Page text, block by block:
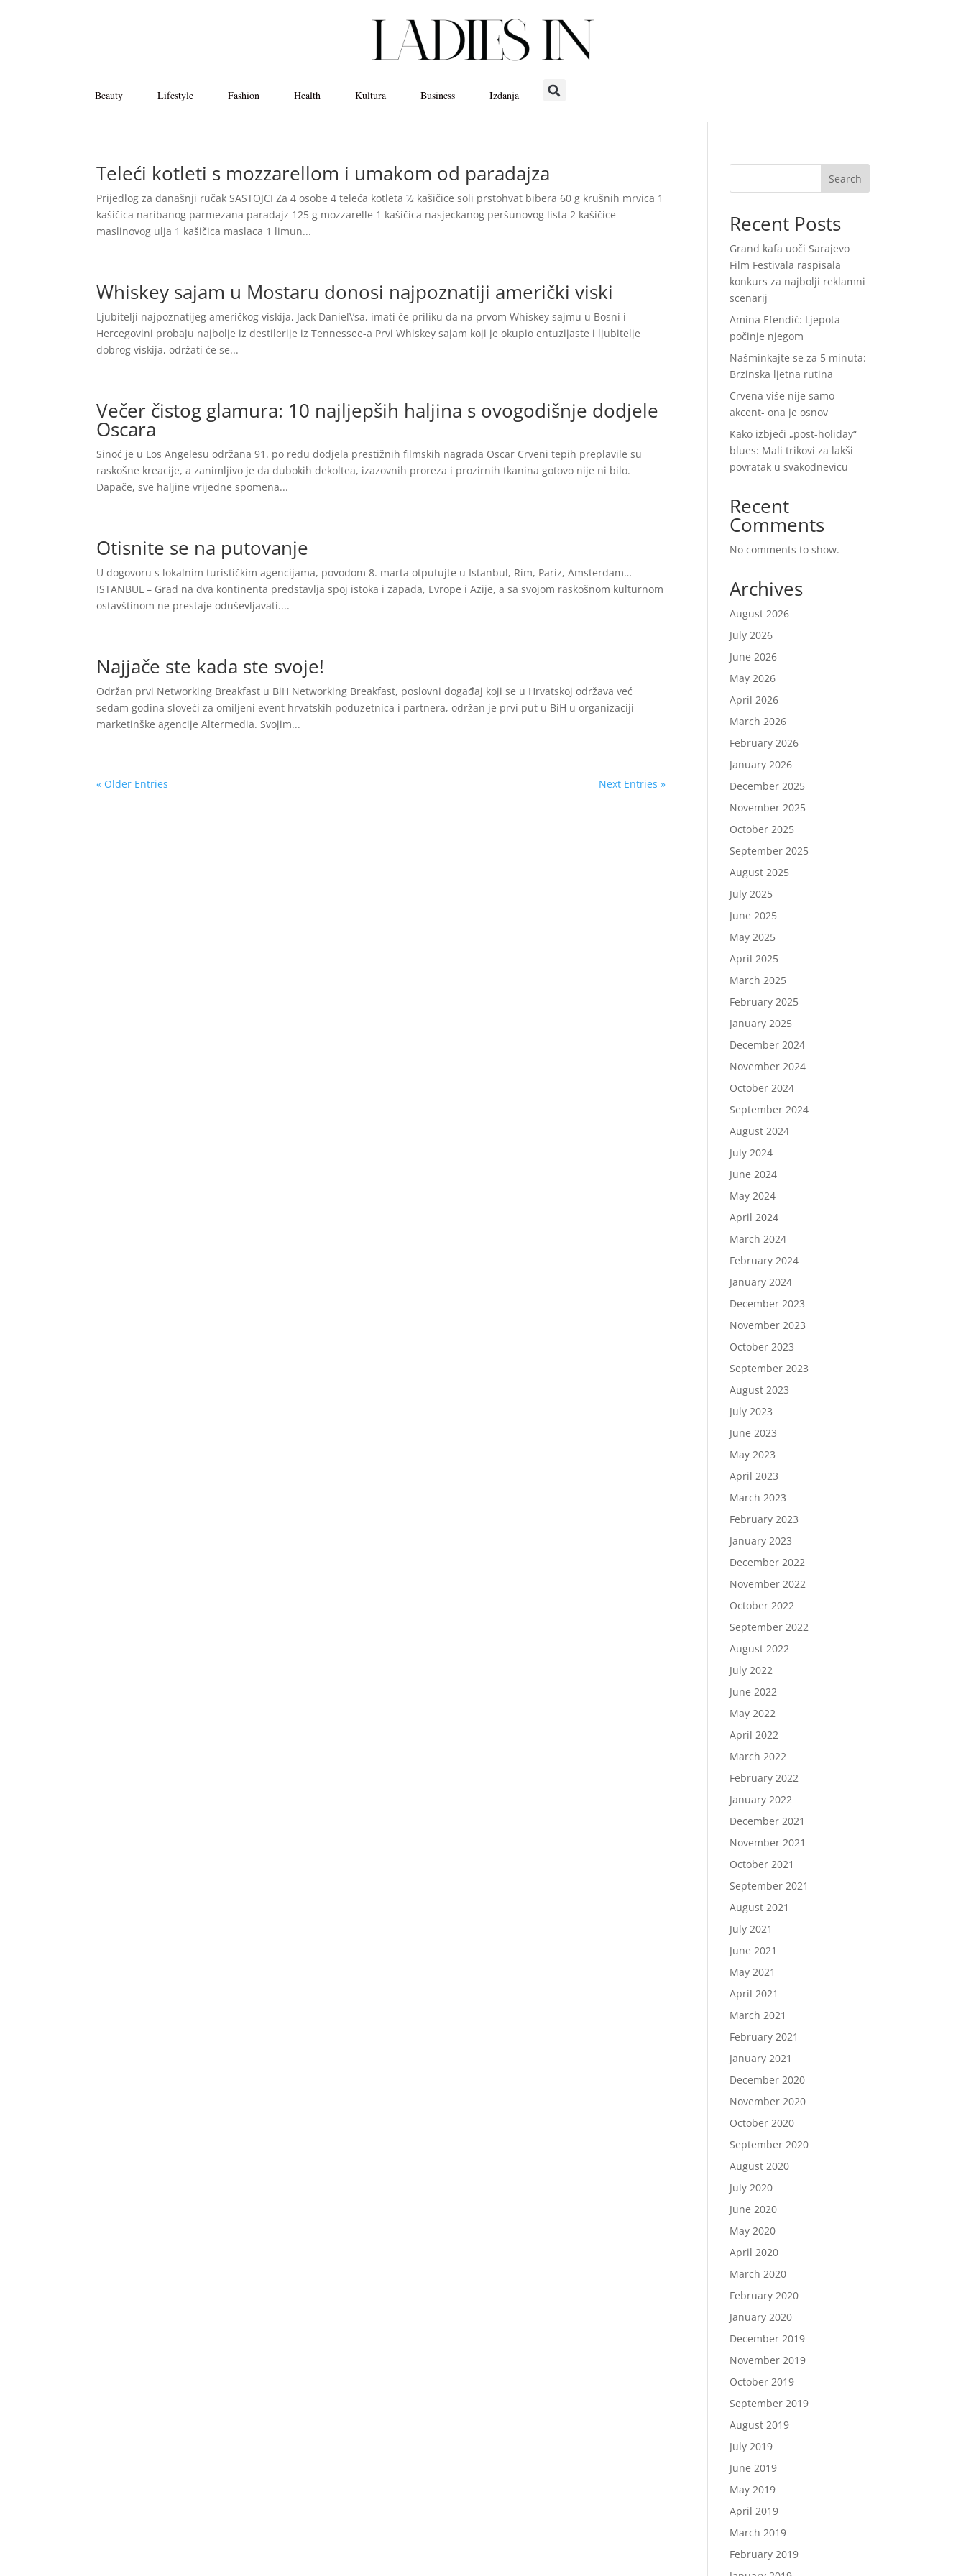
Beauty Lifestyle Fashion Health Kultura Business Izdanja
Teleći kotleti s mozzarellom i umakom od paradajza
Prijedlog za današnji ručak SASTOJCI Za 4 osobe 4 teleća kotleta ½ kašičice soli prstohvat bibera 60 g krušnih mrvica 1
kašičica naribanog parmezana paradajz 125 g mozzarelle 1 kašičica nasjeckanog peršunovog lista 2 kašičice
maslinovog ulja 1 kašičica maslaca 1 limun...
Whiskey sajam u Mostaru donosi najpoznatiji američki viski
Ljubitelji najpoznatijeg američkog viskija, Jack Daniel\’sa, imati će priliku da na prvom Whiskey sajmu u Bosni i
Hercegovini probaju najbolje iz destilerije iz Tennessee-a Prvi Whiskey sajam koji je okupio entuzijaste i ljubitelje
dobrog viskija, održati će se...
Večer čistog glamura: 10 najljepših haljina s ovogodišnje dodjele
Oscara
Sinoć je u Los Angelesu održana 91. po redu dodjela prestižnih filmskih nagrada Oscar Crveni tepih preplavile su
raskošne kreacije, a zanimljivo je da dubokih dekoltea, izazovnih proreza i prozirnih tkanina gotovo nije ni bilo.
Dapače, sve haljine vrijedne spomena...
Otisnite se na putovanje
U dogovoru s lokalnim turističkim agencijama, povodom 8. marta otputujte u Istanbul, Rim, Pariz, Amsterdam…
ISTANBUL – Grad na dva kontinenta predstavlja spoj istoka i zapada, Evrope i Azije, a sa svojom raskošnom kulturnom
ostavštinom ne prestaje oduševljavati....
Najjače ste kada ste svoje!
Održan prvi Networking Breakfast u BiH Networking Breakfast, poslovni događaj koji se u Hrvatskoj održava već
sedam godina sloveći za omiljeni event hrvatskih poduzetnica i partnera, održan je prvi put u BiH u organizaciji
marketinške agencije Altermedia. Svojim...
« Older Entries Next Entries »
Search
Recent Posts
Grand kafa uoči Sarajevo
Film Festivala raspisala
konkurs za najbolji reklamni
scenarij
Amina Efendić: Ljepota
počinje njegom
Našminkajte se za 5 minuta:
Brzinska ljetna rutina
Crvena više nije samo
akcent- ona je osnov
Kako izbjeći „post-holiday“
blues: Mali trikovi za lakši
povratak u svakodnevicu
Recent
Comments
No comments to show.
Archives
August 2026
July 2026
June 2026
May 2026
April 2026
March 2026
February 2026
January 2026
December 2025
November 2025
October 2025
September 2025
August 2025
July 2025
June 2025
May 2025
April 2025
March 2025
February 2025
January 2025
December 2024
November 2024
October 2024
September 2024
August 2024
July 2024
June 2024
May 2024
April 2024
March 2024
February 2024
January 2024
December 2023
November 2023
October 2023
September 2023
August 2023
July 2023
June 2023
May 2023
April 2023
March 2023
February 2023
January 2023
December 2022
November 2022
October 2022
September 2022
August 2022
July 2022
June 2022
May 2022
April 2022
March 2022
February 2022
January 2022
December 2021
November 2021
October 2021
September 2021
August 2021
July 2021
June 2021
May 2021
April 2021
March 2021
February 2021
January 2021
December 2020
November 2020
October 2020
September 2020
August 2020
July 2020
June 2020
May 2020
April 2020
March 2020
February 2020
January 2020
December 2019
November 2019
October 2019
September 2019
August 2019
July 2019
June 2019
May 2019
April 2019
March 2019
February 2019